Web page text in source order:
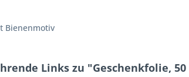
Bienenmotiv
Links zu "Geschenkfolie, 50